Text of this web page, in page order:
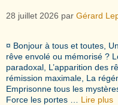
28 juillet 2026 par Gérard
¤ Bonjour à tous et toutes,
rêve envolé ou mémorisé ?
paradoxal, L’apparition des
rémission maximale, La
Emprisonne tous les
Force les portes … Lire plus